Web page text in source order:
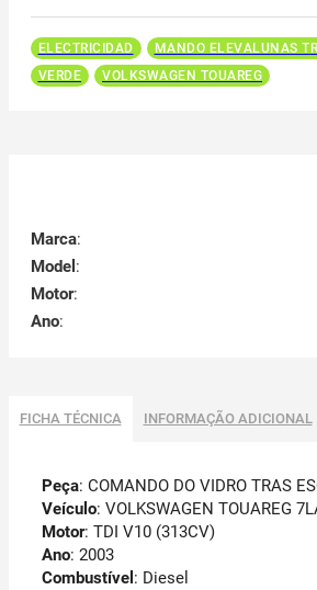
ELECTRICIDAD
MANDO ELEVALUNAS
VERDE
VOLKSWAGEN TOUAREG
Marca:
Model :
Motor:
Ano:
FICHA TÉCNICA INFORMAÇÃO ADICIONAL
Peça: COMANDO DO VIDRO TRAS
Veículo: VOLKSWAGEN TOUAREG
Motor: TDI V10 (313CV)
Ano: 2003
Combustível : Diesel